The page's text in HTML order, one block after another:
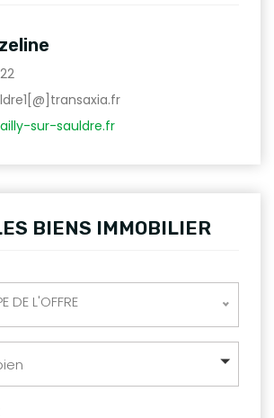
sur-sauldre.fr
BIENS IMMOBILIER
DE L'OFFRE